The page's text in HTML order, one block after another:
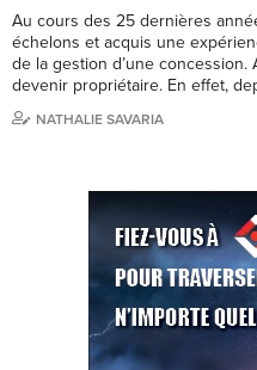
Au cours des 25 dernières
échelons et acquis une
de la gestion d’une concession.
devenir propriétaire. En effet,
NATHALIE SAVARIA